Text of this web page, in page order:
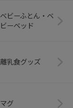
ベビーふとん・ベ
ビーベッド
離乳食グッズ
マグ